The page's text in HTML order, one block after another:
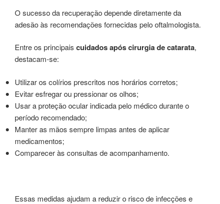
O sucesso da recuperação depende diretamente da
adesão às recomendações fornecidas pelo oftalmologista.
Entre os principais cuidados após cirurgia de catarata,
destacam-se:
Utilizar os colírios prescritos nos horários corretos;
Evitar esfregar ou pressionar os olhos;
Usar a proteção ocular indicada pelo médico durante o
período recomendado;
Manter as mãos sempre limpas antes de aplicar
medicamentos;
Comparecer às consultas de acompanhamento.
Essas medidas ajudam a reduzir o risco de infecções e